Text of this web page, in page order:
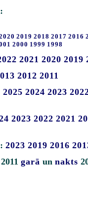
2019 2018 2017 2016
2000 1999 1998
2021 2020 2019
2012 2011
2025 2024 2023
2023 2022 2021
2023 2019 2016
2011 garā un nakts